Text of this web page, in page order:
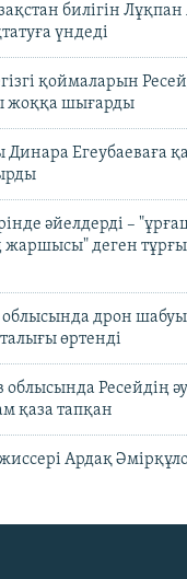
билігін
үндеді
қоймаларын
жоққа шығарды
Динара Егеубаеваға
әйелдерді –
деген
облысында дрон
өртенді
облысында Ресейдің
қаза тапқан
Ардақ